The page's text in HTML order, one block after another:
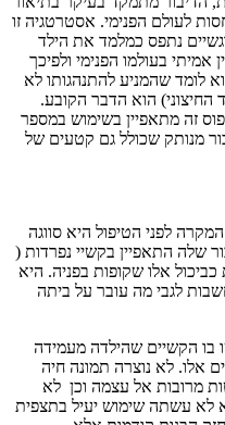
לעולם הפנימי. אסטרטגיה זו
נתפס כמלמד את הילד
אמיתי בעולמו הפנימי ולפיכך
לומד שהמניע להתנהגותו לא
החיצוני) הוא הדבר הקובע.
זה מתאפיין בשימוש במספר
מנותק שכולל גם קטעים של
לפני הטיפול היא סווגה
שלה התאפיין בקשיי נפרדות (
אלו שקופות בפניה. היא
לגבי מה עובר על ביתה
בו הקשיים שהילדה מעמידה
אלו. לא נוצרה תמונה חיה
מרובות אל עצמה וכן לא
לא עשתה שימוש יעיל בתצפית